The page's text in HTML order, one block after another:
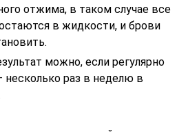
отжима, в таком случае все
в жидкости, и брови
можно, если регулярно
несколько раз в неделю в